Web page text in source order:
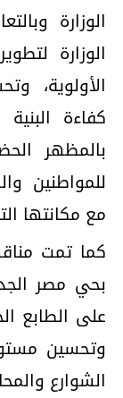
الوزارة
الوزارة
الأولوية،
كفاءة البنية
بالمظهر
للمواطنين
مع مكانتها
كما تمت
بحي مصر
على الطابع
وتحسين
الشوارع